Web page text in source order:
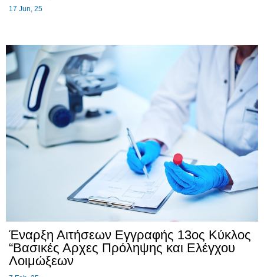
17 Jun, 25
Έναρξη Αιτήσεων Εγγραφής 13ος Κύκλος
“Βασικές Αρχες Πρόληψης και Ελέγχου
Λοιμώξεων